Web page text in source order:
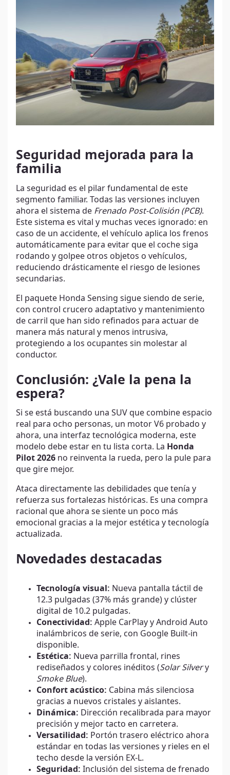
Seguridad mejorada para la
familia
La seguridad es el pilar fundamental de este
segmento familiar. Todas las versiones incluyen
ahora el sistema de Frenado Post-Colisión (PCB).
Este sistema es vital y muchas veces ignorado: en
caso de un accidente, el vehículo aplica los frenos
automáticamente para evitar que el coche siga
rodando y golpee otros objetos o vehículos,
reduciendo drásticamente el riesgo de lesiones
secundarias.
El paquete Honda Sensing sigue siendo de serie,
con control crucero adaptativo y mantenimiento
de carril que han sido refinados para actuar de
manera más natural y menos intrusiva,
protegiendo a los ocupantes sin molestar al
conductor.
Conclusión: ¿Vale la pena la
espera?
Si se está buscando una SUV que combine espacio
real para ocho personas, un motor V6 probado y
ahora, una interfaz tecnológica moderna, este
modelo debe estar en tu lista corta. La Honda
Pilot 2026 no reinventa la rueda, pero la pule para
que gire mejor.
Ataca directamente las debilidades que tenía y
refuerza sus fortalezas históricas. Es una compra
racional que ahora se siente un poco más
emocional gracias a la mejor estética y tecnología
actualizada.
Novedades destacadas
Tecnología visual: Nueva pantalla táctil de
12.3 pulgadas (37% más grande) y clúster
digital de 10.2 pulgadas.
Conectividad: Apple CarPlay y Android Auto
inalámbricos de serie, con Google Built-in
disponible.
Estética: Nueva parrilla frontal, rines
rediseñados y colores inéditos (Solar Silvery
Smoke Blue).
Confort acústico: Cabina más silenciosa
gracias a nuevos cristales y aislantes.
Dinámica: Dirección recalibrada para mayor
precisión y mejor tacto en carretera.
Versatilidad: Portón trasero eléctrico ahora
estándar en todas las versiones y rieles en el
techo desde la versión EX-L.
Seguridad: Inclusión del sistema de frenado